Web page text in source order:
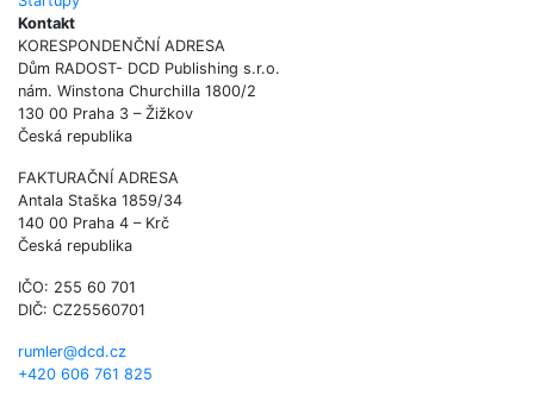
Kontakt
KORESPONDENČNÍ ADRESA
Dům RADOST- DCD Publishing s.r.o.
nám. Winstona Churchilla 1800/2
130 00 Praha 3 – Žižkov
Česká republika
FAKTURAČNÍ ADRESA
Antala Staška 1859/34
140 00 Praha 4 – Krč
Česká republika
IČO: 255 60 701
DIČ: CZ25560701
rumler@dcd.cz
+420 606 761 825